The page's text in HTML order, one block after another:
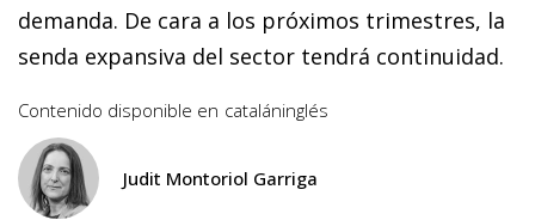
demanda. De cara a los próximos trimestres, la
senda expansiva del sector tendrá continuidad.
Contenido disponible en cataláninglés
Judit Montoriol Garriga